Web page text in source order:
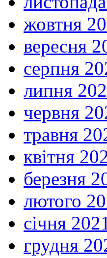
жовтня
вересня
серпня
липня
червня
травня
квітня
березня
лютого
січня
грудня